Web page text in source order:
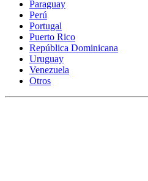
Paraguay
Perú
Portugal
Puerto Rico
República Dominicana
Uruguay
Venezuela
Otros